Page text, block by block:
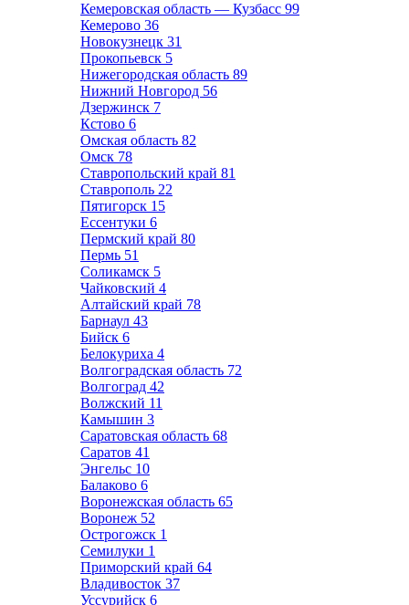
Кемеровская область — Кузбасс 99
Кемерово 36
Новокузнецк 31
Прокопьевск 5
Нижегородская область 89
Нижний Новгород 56
Дзержинск 7
Кстово 6
Омская область 82
Омск 78
Ставропольский край 81
Ставрополь 22
Пятигорск 15
Ессентуки 6
Пермский край 80
Пермь 51
Соликамск 5
Чайковский 4
Алтайский край 78
Барнаул 43
Бийск 6
Белокуриха 4
Волгоградская область 72
Волгоград 42
Волжский 11
Камышин 3
Саратовская область 68
Саратов 41
Энгельс 10
Балаково 6
Воронежская область 65
Воронеж 52
Острогожск 1
Семилуки 1
Приморский край 64
Владивосток 37
Уссурийск 6